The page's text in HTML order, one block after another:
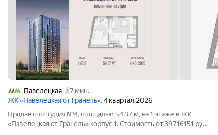
Павелецкая
7 мин.
ЖК «Павелецкая от Гранель», 4 квартал 2026
Продаётся студия №4, площадью 54,37 м, на 1 этаже в ЖК
«Павелецкая от Гранель» корпус 1. Стоимость от 39716151 руб.